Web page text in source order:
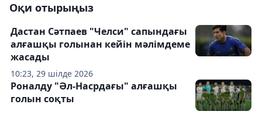
Оқи отырыңыз
10:23, 29 шілде 2026
Дастан Сәтпаев "Челси" сапындағы
алғашқы голынан кейін мәлімдеме
жасады
Роналду "Әл-Насрдағы" алғашқы
голын соқты